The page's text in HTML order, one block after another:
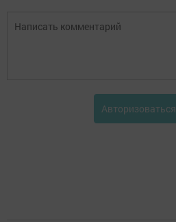
Авторизоваться